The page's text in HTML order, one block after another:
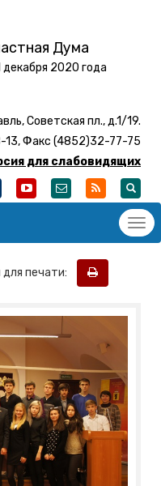
Дума
2020 года
Советская пл., д.1/19.
Факс (4852)32-77-75
для слабовидящих
для печати: